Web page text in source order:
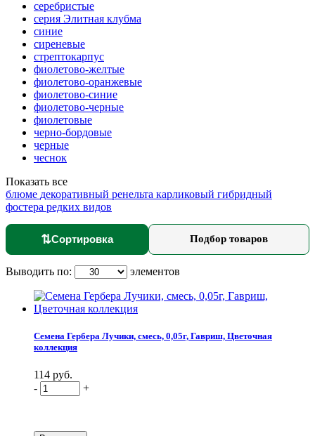
серебристые
серия Элитная клубма
синие
сиреневые
стрептокарпус
фиолетово-желтые
фиолетово-оранжевые
фиолетово-синие
фиолетово-черные
фиолетовые
черно-бордовые
черные
чеснок
Показать все
блюме декоративный ренельта карликовый гибридный
фостера редких видов
⇅Сортировка Подбор товаров
Выводить по: элементов
Семена Гербера Лучики, смесь, 0,05г, Гавриш, Цветочная
коллекция
114 руб.
-
+